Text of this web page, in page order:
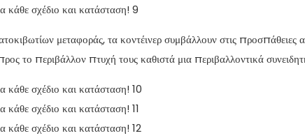
μεταφοράς, τα κοντέινερ συμβάλλουν στις προσπάθειες
το περιβάλλον πτυχή τους καθιστά μια περιβαλλοντικά